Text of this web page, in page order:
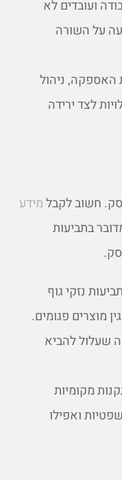
ועובדים לא
על השורה
האספקה, ניהול
לצד ירידה
חשוב לקבלמידע
בתביעות
נזקי גוף
מוצרים פגומים.
שעלול להביא
מקומיות
ואפילו